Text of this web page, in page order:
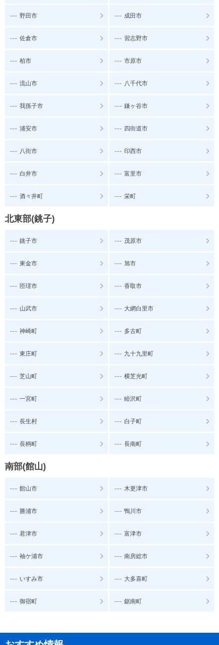
--- 野田市 --- 成田市
--- 佐倉市 --- 習志野市
--- 柏市 --- 市原市
--- 流山市 --- 八千代市
--- 我孫子市 --- 鎌ヶ谷市
--- 浦安市 --- 四街道市
--- 八街市 --- 印西市
--- 白井市 --- 富里市
--- 酒々井町 --- 栄町
北東部(銚子)
--- 銚子市 --- 茂原市
--- 東金市 --- 旭市
--- 匝瑳市 --- 香取市
--- 山武市 --- 大網白里市
--- 神崎町 --- 多古町
--- 東庄町 --- 九十九里町
--- 芝山町 --- 横芝光町
--- 一宮町 --- 睦沢町
--- 長生村 --- 白子町
--- 長柄町 --- 長南町
南部(館山)
--- 館山市 --- 木更津市
--- 勝浦市 --- 鴨川市
--- 君津市 --- 富津市
--- 袖ケ浦市 --- 南房総市
--- いすみ市 --- 大多喜町
--- 御宿町 --- 鋸南町